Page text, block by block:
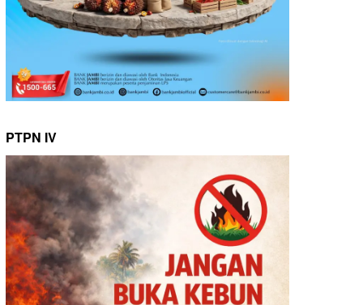
PTPN IV